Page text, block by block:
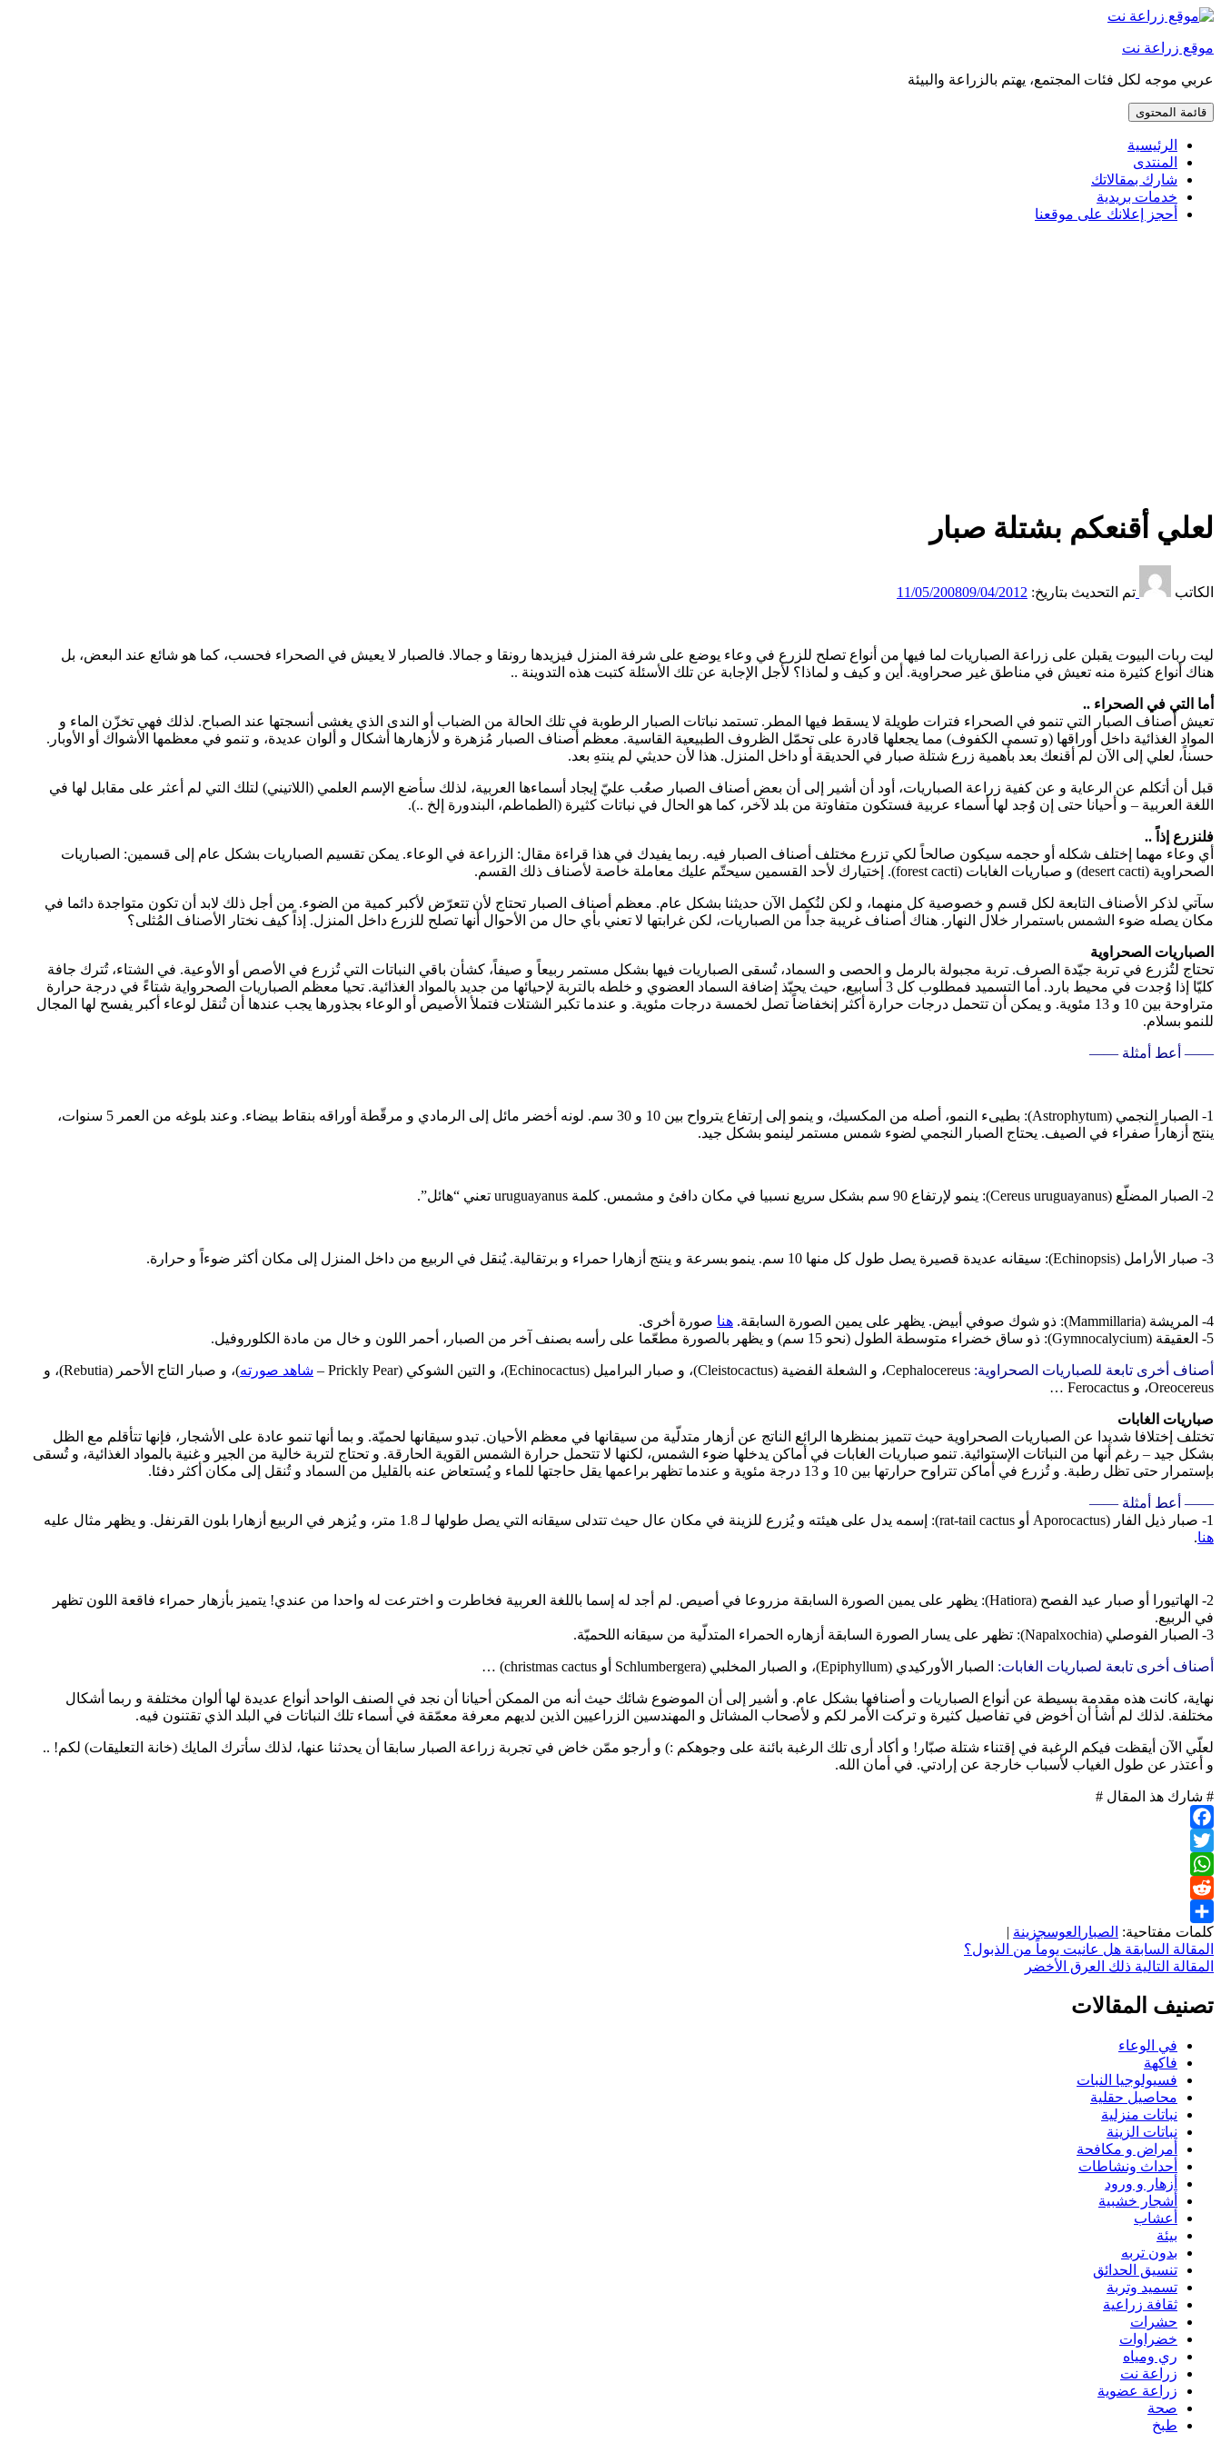
إذهب
إلى
موقع زراعة نت
عربي موجه لكل فئات المجتمع، يهتم بالزراعة والبيئة
قائمة المحتوى
الرئيسية
المنتدى
شارك بمقالاتك
خدمات بريدية
أحجز إعلانك على موقعنا
لعلي أقنعكم بشتلة صبار
الكاتب تم التحديث بتاريخ: 11/05/200809/04/2012
ليت ربات البيوت يقبلن على زراعة الصباريات لما فيها من أنواع تصلح للزرع في وعاء يوضع على شرفة المنزل فيزيدها رونقا و جمالا. فالصبار لا يعيش في الصحراء فحسب، كما هو شائع عند البعض، بل
هناك أنواع كثيرة منه تعيش في مناطق غير صحراوية. أين و كيف و لماذا؟ لأجل الإجابة عن تلك الأسئلة كتبت هذه التدوينة ..
أما التي في الصحراء ..
تعيش أصناف الصبار التي تنمو في الصحراء فترات طويلة لا يسقط فيها المطر. تستمد نباتات الصبار الرطوبة في تلك الحالة من الضباب أو الندى الذي يغشى أنسجتها عند الصباح. لذلك فهي تخزّن الماء و
المواد الغذائية داخل أوراقها (و تسمى الكفوف) مما يجعلها قادرة على تحمّل الظروف الطبيعية القاسية. معظم أصناف الصبار مُزهرة و لأزهارها أشكال و ألوان عديدة، و تنمو في معظمها الأشواك أو الأوبار.
حسناً، لعلي إلى الآن لم أقنعك بعد بأهمية زرع شتلة صبار في الحديقة أو داخل المنزل. هذا لأن حديثي لم ينتهِ بعد.
قبل أن أتكلم عن الرعاية و عن كفية زراعة الصباريات، أود أن أشير إلى أن بعض أصناف الصبار صعُب عليّ إيجاد أسماءها العربية، لذلك سأضع الإسم العلمي (اللاتيني) لتلك التي لم أعثر على مقابل لها في
اللغة العربية – و أحيانا حتى إن وُجد لها أسماء عربية فستكون متفاوتة من بلد لآخر، كما هو الحال في نباتات كثيرة (الطماطم، البندورة إلخ ..).
فلنزرع إذاً ..
أي وعاء مهما إختلف شكله أو حجمه سيكون صالحاً لكي تزرع مختلف أصناف الصبار فيه. ربما يفيدك في هذا قراءة مقال: الزراعة في الوعاء. يمكن تقسيم الصباريات بشكل عام إلى قسمين: الصباريات
الصحراوية (desert cacti) و صباريات الغابات (forest cacti). إختيارك لأحد القسمين سيحتّم عليك معاملة خاصة لأصناف ذلك القسم.
سآتي لذكر الأصناف التابعة لكل قسم و خصوصية كل منهما، و لكن لنُكمل الآن حديثنا بشكل عام. معظم أصناف الصبار تحتاج لأن تتعرّض لأكبر كمية من الضوء. من أجل ذلك لابد أن تكون متواجدة دائما في
مكان يصله ضوء الشمس باستمرار خلال النهار. هناك أصناف غريبة جداً من الصباريات، لكن غرابتها لا تعني بأي حال من الأحوال أنها تصلح للزرع داخل المنزل. إذاً كيف نختار الأصناف المُثلى؟
الصباريات الصحراوية
تحتاج لتُزرع في تربة جيّدة الصرف. تربة مجبولة بالرمل و الحصى و السماد، تُسقى الصباريات فيها بشكل مستمر ربيعاً و صيفاً، كشأن باقي النباتات التي تُزرع في الأصص أو الأوعية. في الشتاء، تُترك جافة
كليّا إذا وُجدت في محيط بارد. أما التسميد فمطلوب كل 3 أسابيع، حيث يحبّذ إضافة السماد العضوي و خلطه بالتربة لإحيائها من جديد بالمواد الغذائية. تحيا معظم الصباريات الصحرواية شتاءً في درجة حرارة
متراوحة بين 10 و 13 مئوية. و يمكن أن تتحمل درجات حرارة أكثر إنخفاضاً تصل لخمسة درجات مئوية. و عندما تكبر الشتلات فتملأ الأصيص أو الوعاء بجذورها يجب عندها أن تُنقل لوعاء أكبر يفسح لها المجال
للنمو بسلام.
—— أعط أمثلة ——
1- الصبار النجمي (Astrophytum): بطيىء النمو، أصله من المكسيك، و ينمو إلى إرتفاع يترواح بين 10 و 30 سم. لونه أخضر مائل إلى الرمادي و مرقّطة أوراقه بنقاط بيضاء. وعند بلوغه من العمر 5 سنوات،
ينتج أزهاراً صفراء في الصيف. يحتاج الصبار النجمي لضوء شمس مستمر لينمو بشكل جيد.
2- الصبار المضلّع (Cereus uruguayanus): ينمو لإرتفاع 90 سم بشكل سريع نسبيا في مكان دافئ و مشمس. كلمة uruguayanus تعني “هائل”.
3- صبار الأرامل (Echinopsis): سيقانه عديدة قصيرة يصل طول كل منها 10 سم. ينمو بسرعة و ينتج أزهارا حمراء و برتقالية. يُنقل في الربيع من داخل المنزل إلى مكان أكثر ضوءاً و حرارة.
4- المريشة (Mammillaria): ذو شوك صوفي أبيض. يظهر على يمين الصورة السابقة. هنا صورة أخرى.
5- العقيقة (Gymnocalycium): ذو ساق خضراء متوسطة الطول (نحو 15 سم) و يظهر بالصورة مطعّما على رأسه بصنف آخر من الصبار، أحمر اللون و خال من مادة الكلوروفيل.
أصناف أخرى تابعة للصباريات الصحراوية: شاهد صورته
)، و صبار التاج الأحمر (Rebutia)، و
Oreocereus، و Ferocactus …
صباريات الغابات
تختلف إختلافا شديدا عن الصباريات الصحراوية حيث تتميز بمنظرها الرائع الناتج عن أزهار متدلّية من سيقانها في معظم الأحيان. تبدو سيقانها لحميّة. و بما أنها تنمو عادة على الأشجار، فإنها تتأقلم مع الظل
بشكل جيد – رغم أنها من النباتات الإستوائية. تنمو صباريات الغابات في أماكن يدخلها ضوء الشمس، لكنها لا تتحمل حرارة الشمس القوية الحارقة. و تحتاج لتربة خالية من الجير و غنية بالمواد الغذائية، و تُسقى
بإستمرار حتى تظل رطبة. و تُزرع في أماكن تتراوح حرارتها بين 10 و 13 درجة مئوية و عندما تظهر براعمها يقل حاجتها للماء و يُستعاض عنه بالقليل من السماد و تُنقل إلى مكان أكثر دفئا.
—— أعط أمثلة ——
1- صبار ذيل الفار (Aporocactus أو rat-tail cactus): إسمه يدل على هيئته و يُزرع للزينة في مكان عال حيث تتدلى سيقانه التي يصل طولها لـ 1.8 متر، و يُزهر في الربيع أزهارا بلون القرنفل. و يظهر مثال عليه
هنا.
2- الهاتيورا أو صبار عيد الفصح (Hatiora): يظهر على يمين الصورة السابقة مزروعا في أصيص. لم أجد له إسما باللغة العربية فخاطرت و اخترعت له واحدا من عندي! يتميز بأزهار حمراء فاقعة اللون تظهر
في الربيع.
3- الصبار الفوصلي (Napalxochia): تظهر على يسار الصورة السابقة أزهاره الحمراء المتدلّية من سيقانه اللحميّة.
أصناف أخرى تابعة لصباريات الغابات: الصبار الأوركيدي (Epiphyllum)، و الصبار المخلبي (Schlumbergera أو christmas cactus) …
نهاية، كانت هذه مقدمة بسيطة عن أنواع الصباريات و أصنافها بشكل عام. و أشير إلى أن الموضوع شائك حيث أنه من الممكن أحيانا أن نجد في الصنف الواحد أنواع عديدة لها ألوان مختلفة و ربما أشكال
مختلفة. لذلك لم أشأ أن أخوض في تفاصيل كثيرة و تركت الأمر لكم و لأصحاب المشاتل و المهندسين الزراعيين الذين لديهم معرفة معمّقة في أسماء تلك النباتات في البلد الذي تقتنون فيه.
لعلّي الآن أيقظت فيكم الرغبة في إقتناء شتلة صبّار! و أكاد أرى تلك الرغبة بائنة على وجوهكم :) و أرجو ممّن خاض في تجربة زراعة الصبار سابقا أن يحدثنا عنها، لذلك سأترك المايك (خانة التعليقات) لكم! ..
و أعتذر عن طول الغياب لأسباب خارجة عن إرادتي. في أمان الله.
# شارك هذ المقال #
Facebook
Twitter
WhatsApp
Reddit
Share
كلمات مفتاحية: الصبار العوسجزينة |
تصفّح
المقالات
المقالة السابقة هل عانيت يوماً من الذبول؟
المقالة التالية ذلك العرق الأخضر
تصنيف المقالات
في الوعاء
فاكهة
فسيولوجيا النبات
محاصيل حقلية
نباتات منزلية
نباتات الزينة
أمراض و مكافحة
أحداث ونشاطات
أزهار و ورود
أشجار خشبية
أعشاب
بيئة
بدون تربه
تنسيق الحدائق
تسميد وتربة
ثقافة زراعية
حشرات
خضراوات
ري ومياه
زراعة نت
زراعة عضوية
صحة
طبخ